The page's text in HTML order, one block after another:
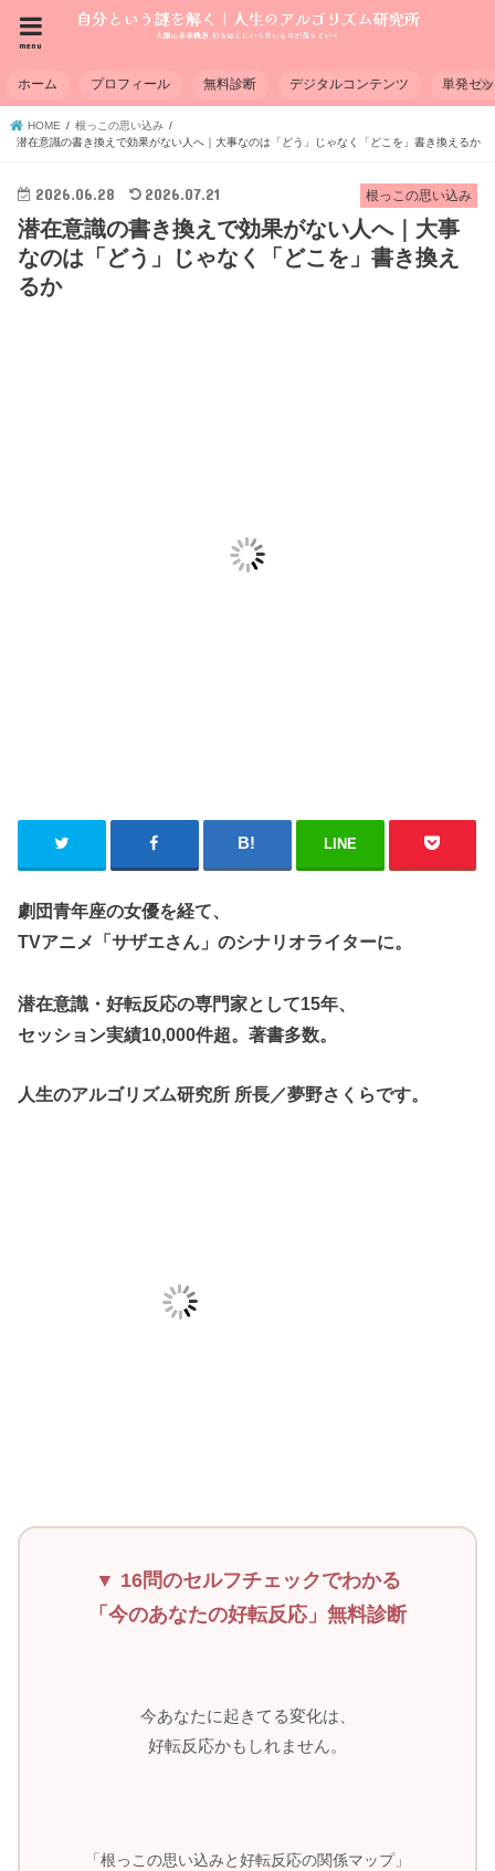
menu
ホーム プロフィール 無料診断 デジタルコンテンツ 単発セ
HOME
根っこの思い込み
潜在意識の書き換えで効果がない人へ｜大事なのは「どう」じゃなく「どこを」書き換えるか
根っこの思い込み
2026.06.28 2026.07.21
潜在意識の書き換えで効果がない人へ｜大事
なのは「どう」じゃなく「どこを」書き換え
るか
LINE
劇団青年座の女優を経て、
TVアニメ「サザエさん」のシナリオライターに。
潜在意識・好転反応の専門家として15年、
セッション実績10,000件超。著書多数。
人生のアルゴリズム研究所 所長／夢野さくらです。
▼ 16問のセルフチェックでわかる
「今のあなたの好転反応」無料診断
今あなたに起きてる変化は、
好転反応かもしれません。
「根っこの思い込みと好転反応の関係マップ」